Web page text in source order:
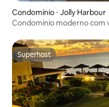
Condomínio ⋅ Jolly Harbour
Condomínio moderno com
Superhost
Superhost